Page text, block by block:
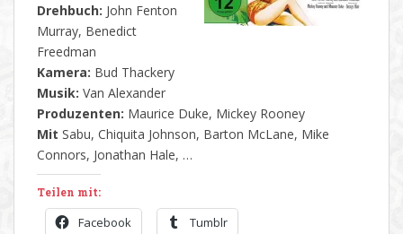
Drehbuch: John Fenton
Murray, Benedict
Freedman
Kamera: Bud Thackery
Musik: Van Alexander
Produzenten: Maurice Duke, Mickey Rooney
Mit Sabu, Chiquita Johnson, Barton McLane, Mike
Connors, Jonathan Hale, …
Teilen mit:
Facebook Tumblr